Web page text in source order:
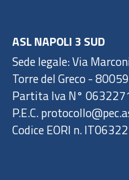
ASL NAPOLI 3 SUD
Sede legale: Via
Torre del Greco -
Partita Iva N°
P.E.C.
Codice EORI n.